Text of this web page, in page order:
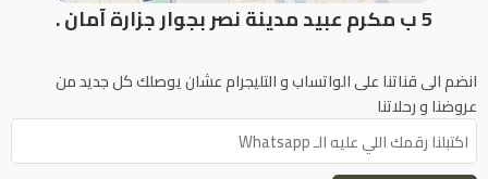
5 ب مكرم عبيد مدينة نصر بجوار جزارة آمان .
انضم الى قناتنا على الواتساب و التليجرام عشان يوصلك كل جديد من
عروضنا و رحلاتنا